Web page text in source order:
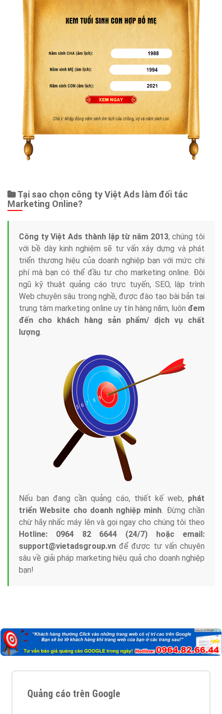
Tại sao chọn công ty Việt Ads làm đối tác
Marketing Online?
Công ty Việt Ads thành lập từ năm 2013, chúng tôi
với bề dày kinh nghiệm sẽ tư vấn xây dựng và phát
triển thương hiệu của doanh nghiệp bạn với mức chi
phí mà bạn có thể đầu tư cho marketing online. Đội
ngũ kỹ thuật quảng cáo trực tuyến, SEO, lập trình
Web chuyên sâu trong nghề, được đào tạo bài bản tại
trung tâm marketing online uy tín hàng năm, luôn đem
đến cho khách hàng sản phẩm/ dịch vụ chất
lượng.
Nếu bạn đang cần quảng cáo, thiết kế web, phát
triển Website cho doanh nghiệp mình. Đừng chần
chừ hãy nhấc máy lên và gọi ngay cho chúng tôi theo
Hotline: 0964 82 6644 (24/7) hoặc email:
support@vietadsgroup.vn để được tư vấn chuyên
sâu về giải pháp marketing hiệu quả cho doanh nghiệp
bạn!
Quảng cáo trên Google